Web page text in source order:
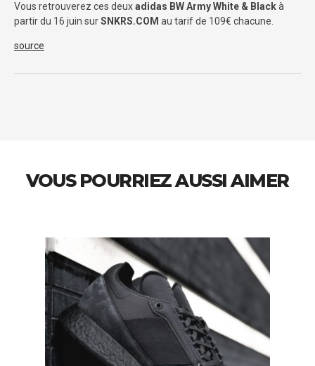
Vous retrouverez ces deuxadidas BW Army White & Blackà
partir du 16 juin surSNKRS.COM au tarif de 109€ chacune.
source
VOUS POURRIEZ AUSSI AIMER